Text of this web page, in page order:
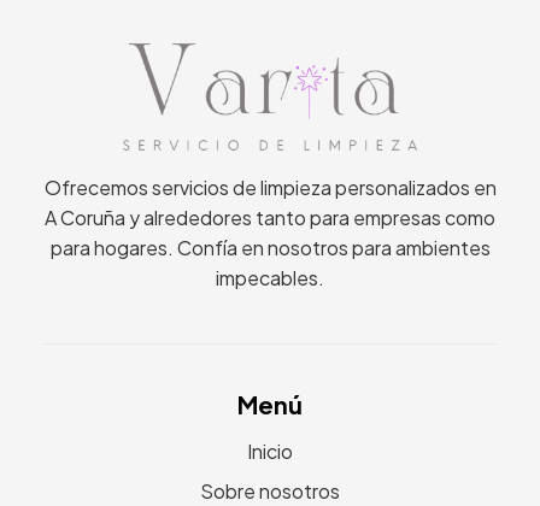
Ofrecemos servicios de limpieza personalizados en
A Coruña y alrededores tanto para empresas como
para hogares. Confía en nosotros para ambientes
impecables.
Menú
Inicio
Sobre nosotros